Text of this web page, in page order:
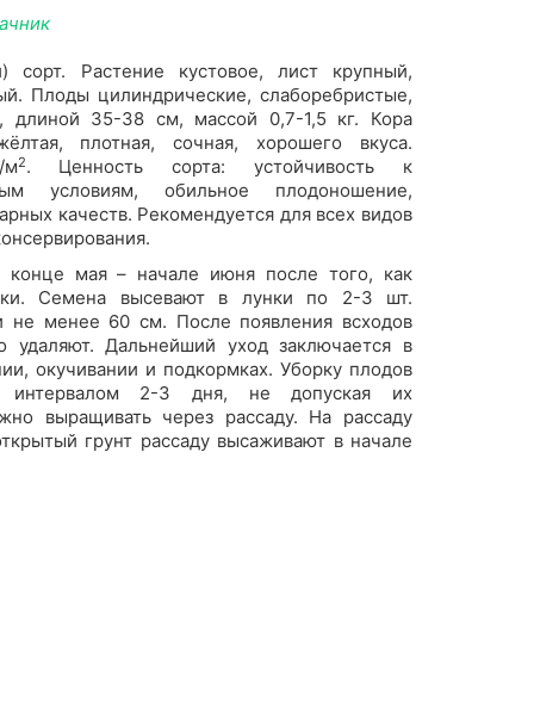
сорт. Растение кустовое, лист крупный,
Плоды цилиндрические, слаборебристые,
длиной 35-38 см, массой 0,7-1,5 кг. Кора
плотная, сочная, хорошего вкуса.
м2. Ценность сорта: устойчивость к
условиям, обильное плодоношение,
качеств. Рекомендуется для всех видов
конце мая – начале июня после того, как
Семена высевают в лунки по 2-3 шт.
не менее 60 см. После появления всходов
удаляют. Дальнейший уход заключается в
окучивании и подкормках. Уборку плодов
интервалом 2-3 дня, не допуская их
выращивать через рассаду. На рассаду
грунт рассаду высаживают в начале